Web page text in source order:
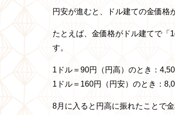
円安が進むと、ドル建ての金価格
たとえば、金価格がドル建てで「
す。
1ドル＝90円（円高）のとき：
1ドル＝160円（円安）のとき：
8月に入ると 円高に振れたことで